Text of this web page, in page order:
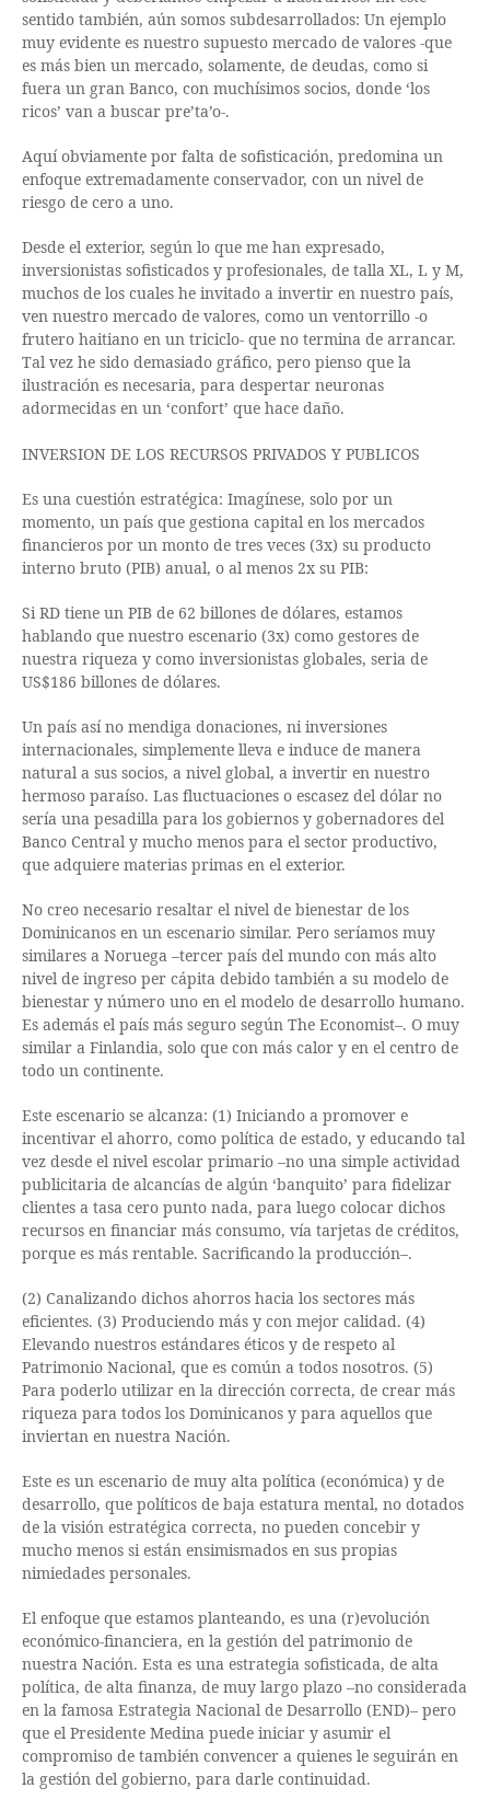
sentido también, aún somos subdesarrollados: Un ejemplo
muy evidente es nuestro supuesto mercado de valores -que
es más bien un mercado, solamente, de deudas, como si
fuera un gran Banco, con muchísimos socios, donde ‘los
ricos’ van a buscar pre’ta’o-.
Aquí obviamente por falta de sofisticación, predomina un
enfoque extremadamente conservador, con un nivel de
riesgo de cero a uno.
Desde el exterior, según lo que me han expresado,
inversionistas sofisticados y profesionales, de talla XL, L y M,
muchos de los cuales he invitado a invertir en nuestro país,
ven nuestro mercado de valores, como un ventorrillo -o
frutero haitiano en un triciclo- que no termina de arrancar.
Tal vez he sido demasiado gráfico, pero pienso que la
ilustración es necesaria, para despertar neuronas
adormecidas en un ‘confort’ que hace daño.
INVERSION DE LOS RECURSOS PRIVADOS Y PUBLICOS
Es una cuestión estratégica: Imagínese, solo por un
momento, un país que gestiona capital en los mercados
financieros por un monto de tres veces (3x) su producto
interno bruto (PIB) anual, o al menos 2x su PIB:
Si RD tiene un PIB de 62 billones de dólares, estamos
hablando que nuestro escenario (3x) como gestores de
nuestra riqueza y como inversionistas globales, seria de
US$186 billones de dólares.
Un país así no mendiga donaciones, ni inversiones
internacionales, simplemente lleva e induce de manera
natural a sus socios, a nivel global, a invertir en nuestro
hermoso paraíso. Las fluctuaciones o escasez del dólar no
sería una pesadilla para los gobiernos y gobernadores del
Banco Central y mucho menos para el sector productivo,
que adquiere materias primas en el exterior.
No creo necesario resaltar el nivel de bienestar de los
Dominicanos en un escenario similar. Pero seríamos muy
similares a Noruega –tercer país del mundo con más alto
nivel de ingreso per cápita debido también a su modelo de
bienestar y número uno en el modelo de desarrollo humano.
Es además el país más seguro según The Economist–. O muy
similar a Finlandia, solo que con más calor y en el centro de
todo un continente.
Este escenario se alcanza: (1) Iniciando a promover e
incentivar el ahorro, como política de estado, y educando tal
vez desde el nivel escolar primario –no una simple actividad
publicitaria de alcancías de algún ‘banquito’ para fidelizar
clientes a tasa cero punto nada, para luego colocar dichos
recursos en financiar más consumo, vía tarjetas de créditos,
porque es más rentable. Sacrificando la producción–.
(2) Canalizando dichos ahorros hacia los sectores más
eficientes. (3) Produciendo más y con mejor calidad. (4)
Elevando nuestros estándares éticos y de respeto al
Patrimonio Nacional, que es común a todos nosotros. (5)
Para poderlo utilizar en la dirección correcta, de crear más
riqueza para todos los Dominicanos y para aquellos que
inviertan en nuestra Nación.
Este es un escenario de muy alta política (económica) y de
desarrollo, que políticos de baja estatura mental, no dotados
de la visión estratégica correcta, no pueden concebir y
mucho menos si están ensimismados en sus propias
nimiedades personales.
El enfoque que estamos planteando, es una (r)evolución
económico-financiera, en la gestión del patrimonio de
nuestra Nación. Esta es una estrategia sofisticada, de alta
política, de alta finanza, de muy largo plazo –no considerada
en la famosa Estrategia Nacional de Desarrollo (END)– pero
que el Presidente Medina puede iniciar y asumir el
compromiso de también convencer a quienes le seguirán en
la gestión del gobierno, para darle continuidad.